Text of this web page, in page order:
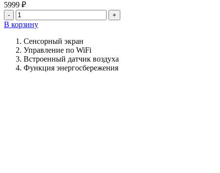
5999 ₽
Количество
товара
Программируемый
терморегулятор
ТС
650
В корзину
Сенсорный экран
Управление по WiFi
Встроенный датчик воздуха
Функция энергосбережения